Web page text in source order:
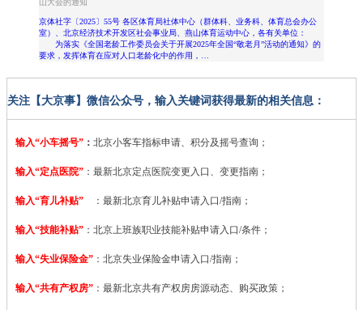
山大会的通知
京体社字〔2025〕55号 各区体育局社体中心（群体科、业务科、体育总会办公
室）、北京经济技术开发区社会事业局、燕山体育运动中心，各有关单位：
为落实《全国老龄工作委员会关于开展2025年全国“敬老月”活动的通知》的
要求，发挥体育在应对人口老龄化中的作用，…
关注【大京事】微信公众号，输入关键词获得最新的相关信息：
输入“小车摇号” ： 北京小客车指标申请、积分及摇号查询；
输入“定点医院” ： 最新北京定点医院变更入口、变更指南；
输入“育儿补贴” ：最新北京育儿补贴申请入口/指南；
输入“技能补贴” ： 北京上班族职业技能补贴申请入口/条件；
输入“失业保险金” ：北京失业保险金申请入口/指南；
输入“共有产权房” ：最新北京共有产权房房源动态、购买政策；